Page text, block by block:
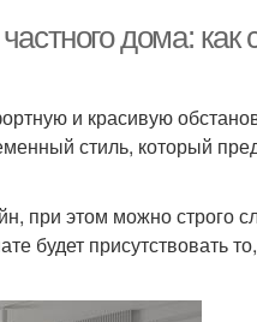
дома: как
и красивую
стиль, который
при этом можно строго
будет присутствовать